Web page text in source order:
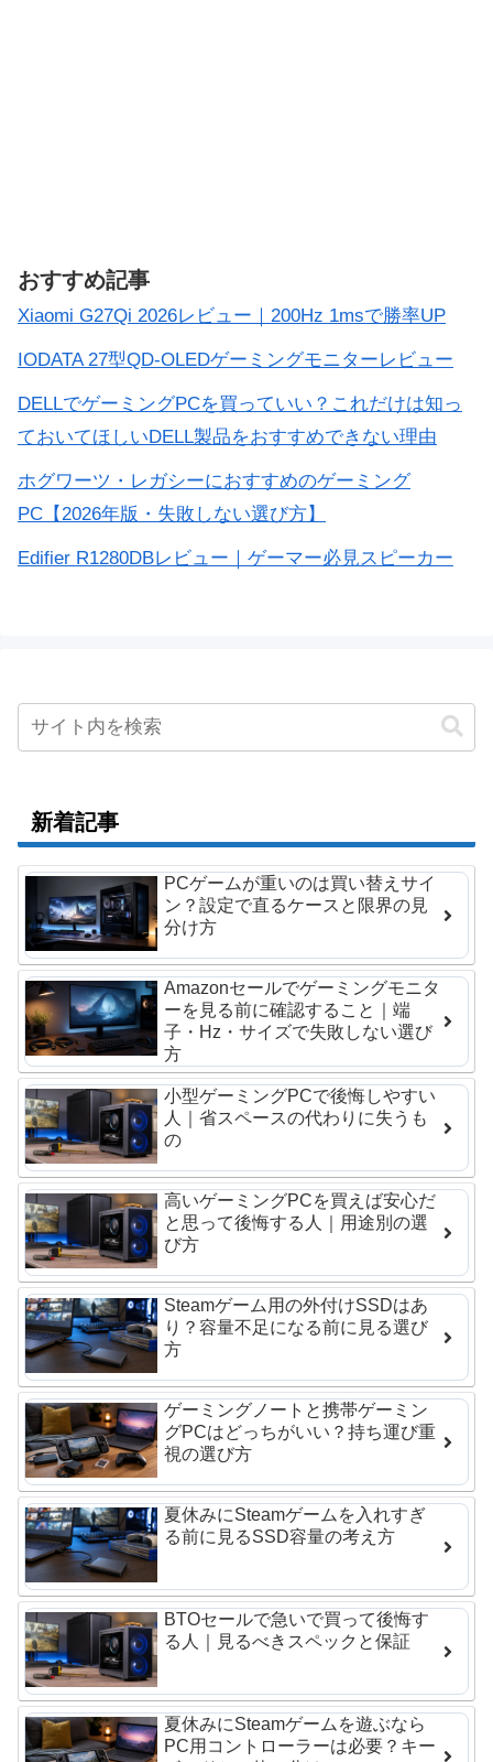
おすすめ記事
Xiaomi G27Qi 2026レビュー｜200Hz 1msで勝率UP
IODATA 27型QD-OLEDゲーミングモニターレビュー
DELLでゲーミングPCを買っていい？これだけは知っ
ておいてほしいDELL製品をおすすめできない理由
ホグワーツ・レガシーにおすすめのゲーミング
PC【2026年版・失敗しない選び方】
Edifier R1280DBレビュー｜ゲーマー必見スピーカー
新着記事
PCゲームが重いのは買い替えサイ
ン？設定で直るケースと限界の見
分け方
Amazonセールでゲーミングモニタ
ーを見る前に確認すること｜端
子・Hz・サイズで失敗しない選び
方
小型ゲーミングPCで後悔しやすい
人｜省スペースの代わりに失うも
の
高いゲーミングPCを買えば安心だ
と思って後悔する人｜用途別の選
び方
Steamゲーム用の外付けSSDはあ
り？容量不足になる前に見る選び
方
ゲーミングノートと携帯ゲーミン
グPCはどっちがいい？持ち運び重
視の選び方
夏休みにSteamゲームを入れすぎ
る前に見るSSD容量の考え方
BTOセールで急いで買って後悔す
る人｜見るべきスペックと保証
夏休みにSteamゲームを遊ぶなら
PC用コントローラーは必要？キー